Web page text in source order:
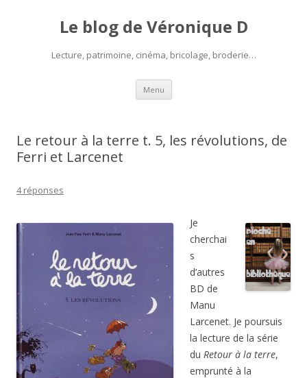
Le blog de Véronique D
Lecture, patrimoine, cinéma, bricolage, broderie…
Menu Aller
contenu
Le retour à la terre t. 5, les révolutions, de
Ferri et Larcenet
4 réponses
Je
cherchai
s
d’autres
BD de
Manu
Larcenet. Je poursuis
la lecture de la série
du Retour à la terre,
emprunté à la